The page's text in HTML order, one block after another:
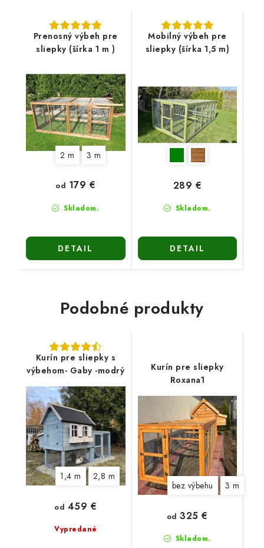
Prenosný výbeh pre
sliepky (šírka 1 m )
2 m 3 m
Skladom.
od 179 €
DETAIL
Mobilný výbeh pre
sliepky (šírka 1,5 m)
Skladom.
289 €
DETAIL
Podobné produkty
Kurín pre sliepky s
výbehom- Gaby -modrý
1,4 m 2,8 m
Vypredané
od 459 €
Kurín pre sliepky
Roxana1
bez výbehu 3 m
Skladom.
od 325 €